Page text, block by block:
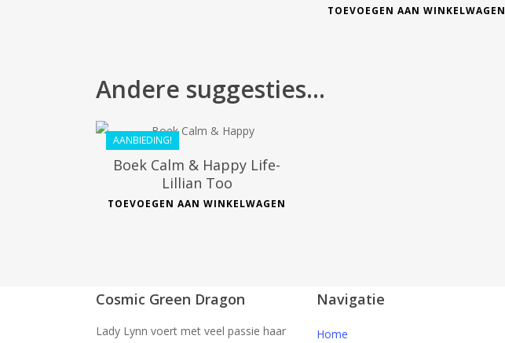
TOEVOEGEN AAN WINKELWAGEN
Andere suggesties…
AANBIEDING!
€ 33.99
Boek Calm & Happy Life-
Lillian Too
TOEVOEGEN AAN WINKELWAGEN
Cosmic Green Dragon
Lady Lynn voert met veel passie haar
Navigatie
Home